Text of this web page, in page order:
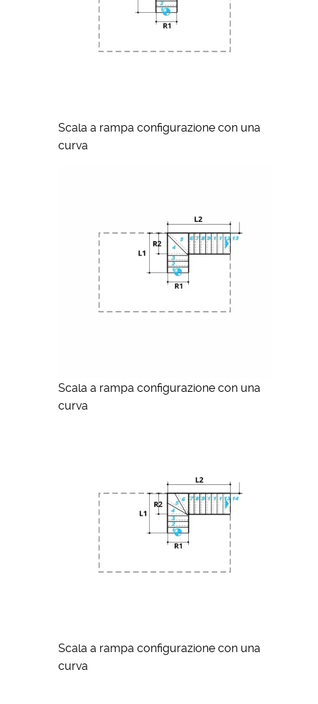
Scala a rampa configurazione con una
curva
Scala a rampa configurazione con una
curva
Scala a rampa configurazione con una
curva